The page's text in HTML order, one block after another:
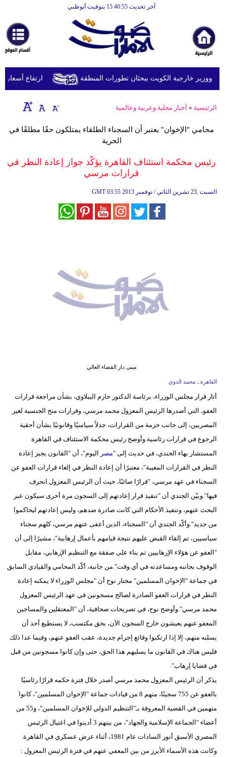
آخر تحديث 15:40:55 بتوقيت أبوظبي
أخبارعاجلة
رياضة
ثقافة
إقتصاد
وموسيقى
أزياء
علوم
وتكنولوجيا
مدوَّنات
فيديو
سيارات
ارتفاع أسعار النفط ووزير خارجية الكويت يبحثان تطورات المنطقة
الرئيسية » أخبار محلية وعربية وعالمية
محامي "الإخوان" يعتبر أن السجناء الطلقاء يمتلكون حقًا مطلقًا في
الحرية
رئيس محكمة استئناف القاهرة يؤكّد جواز إعادة النظر في
قرارات مرسي
GMT 03:55 2013 السبت ,23 تشرين الثاني / نوفمبر
مبنى دار القضاء العالي
القاهرة ـ محمد الدوي
أثار قرار مجلس الوزراء، برئاسة الدكتور حازم الببلاوي، بشأن مراجعة قرارات
العفو، التي أصدرها الرئيس المعزول محمد مرسي، وقرارات منح الجنسية لغير
المصريين، إلى جانب حزمة من القرارات، جدلاً سياسيًا وقانونيًا بشأن أحقية
الرجوع في قرارات رئاسية.وأوضح رئيس محكمة الاستئناف في القاهرة
المستشار بهاء الجندي، في حديث إلى "مصر اليوم"، أن "القانون يجيز إعادة
النظر في القرارات المعيبة"، معتبرًا أن إعادة النظر في إلغاء قرارات العفو عن
السجناء في عهد مرسي، "قرارًا صائبًا، حيث أن الرئيس المعزول انحرف
فيها".وبيّن الجندي أن "تنفيذ قرار إعادتهم إلى السجون مرة أخرى سيكون عبر
البحث عنهم، وتنفيذ الأحكام التي كانت صادرة ضدهم، وليس إعادتهم ليحاكموا
من جديد".وأكّد الجندي أن "السجناء، الذين أعفى عنهم مرسي، كلهم سجناء
سياسيين، تم إلقاء القبض عليهم نتيجة قيامهم بأعمال إرهابية"، مشيرًا إلى أن
"العفو عن هؤلاء الإرهابيين تم بناء على صفقة مع التنظيم الإرهابي، مقابل
الوقوف بجانبه ومساعدته في أي وقت".من جانبه، أكّد المحامي والقيادي السابق
في جماعة "الإخوان المسلمين" مختار نوح أن "مجلس الوزراء لا يمكنه إعادة
النظر في قرارات العفو الصادرة لصالح مسجونين في عهد الرئيس المعزول
محمد مرسي".وأوضح نوح، في تصريحات صحافية، أن "المعتقلين والمساجين
المعفو عنهم يعيشون خارج السجون الآن، بحق مكتسب، لا يستطيع أحد أن
يسلبه منهم، إلا إذا ارتكبوا وقائع إجرام جديدة، عقب العفو عنهم، وفيما عدا ذلك
فليس هناك في القانون ما يسلبهم هذا الحق، حتى وإن كانوا مسجونين من قبل
في قضايا إرهاب".
يذكر أن الرئيس المعزول محمد مرسي أصدر خلال فترة حكمه قرارًا رئاسيًا
بالعفو عن 755 سجينًا، منهم 8 من قيادات جماعة "الإخوان المسلمين"، كانوا
متهمين في القضية المعروفة بـ"التنظيم الدولي للإخوان المسلمين"، و55 من
أعضاء "الجماعة الإسلامية والجهاد"، من بينهم 3 أدينوا في اغتيال الرئيس
المصري الأسبق أنور السادات عام 1981، أثناء عرض عسكري في القاهرة.
وكانت هذه الأسماء الأبرز من بين المعفي عنهم في فترة الرئيس المعزول :